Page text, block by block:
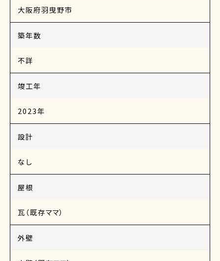
大阪府羽曳野市
築年数
不詳
竣工年
2023年
設計
なし
屋根
瓦（既存ママ）
外壁